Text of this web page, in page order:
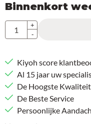
Binnenkort
Aantal
+
-
Kiyoh score
Al 15 jaar uw
De Hoogste Kwaliteit
De Beste Service
Persoonlijke